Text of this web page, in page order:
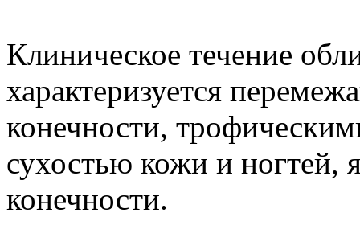
Клиническое течение
характеризуется
конечности,
сухостью кожи и ногтей,
конечности.